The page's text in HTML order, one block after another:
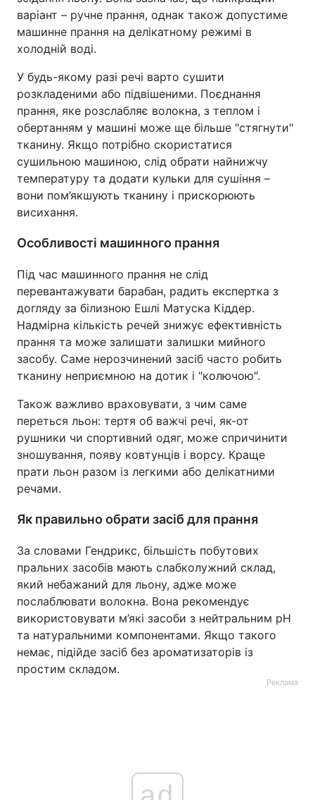
варіант – ручне прання, однак також допустиме
машинне прання на делікатному режимі в
холодній воді.
У будь-якому разі речі варто сушити
розкладеними або підвішеними. Поєднання
прання, яке розслабляє волокна, з теплом і
обертанням у машині може ще більше "стягнути"
тканину. Якщо потрібно скористатися
сушильною машиною, слід обрати найнижчу
температуру та додати кульки для сушіння –
вони пом’якшують тканину і прискорюють
висихання.
Особливості машинного прання
Під час машинного прання не слід
перевантажувати барабан, радить експертка з
догляду за білизною Ешлі Матуска Кіддер.
Надмірна кількість речей знижує ефективність
прання та може залишати залишки мийного
засобу. Саме нерозчинений засіб часто робить
тканину неприємною на дотик і "колючою".
Також важливо враховувати, з чим саме
переться льон: тертя об важчі речі, як-от
рушники чи спортивний одяг, може спричинити
зношування, появу ковтунців і ворсу. Краще
прати льон разом із легкими або делікатними
речами.
Як правильно обрати засіб для прання
За словами Гендрикс, більшість побутових
пральних засобів мають слабколужний склад,
який небажаний для льону, адже може
послаблювати волокна. Вона рекомендує
використовувати м’які засоби з нейтральним pH
та натуральними компонентами. Якщо такого
немає, підійде засіб без ароматизаторів із
простим складом.
Реклама